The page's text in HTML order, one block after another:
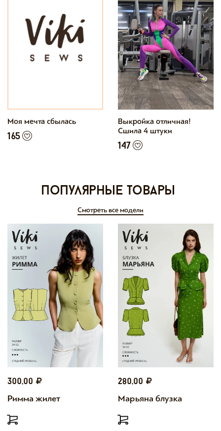
Моя мечта сбылась
165
Выкройка отличная!
Сшила 4 штуки
147
Популярные товары
Смотреть все модели
300,00
Римма жилет
280,00
Марьяна блузка